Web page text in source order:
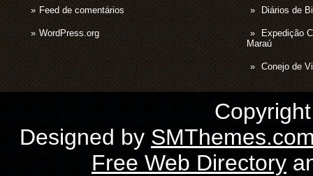
Feed de comentários
WordPress.org
Diários de
Expedição
Maraú
Conejo de
Designed by
Free Web Directory